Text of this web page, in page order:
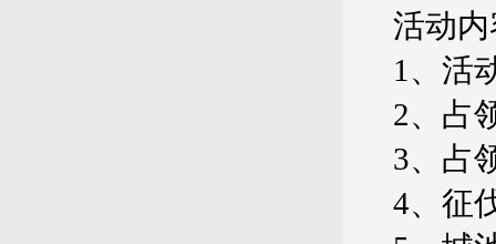
活动
1、活
2、占
3、占
4、征